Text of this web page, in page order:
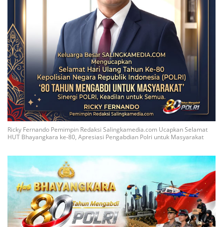
Ricky Fernando Pemimpin Redaksi Salingkamedia.com Ucapkan Selamat
HUT Bhayangkara ke-80, Apresiasi Pengabdian Polri untuk Masyarakat